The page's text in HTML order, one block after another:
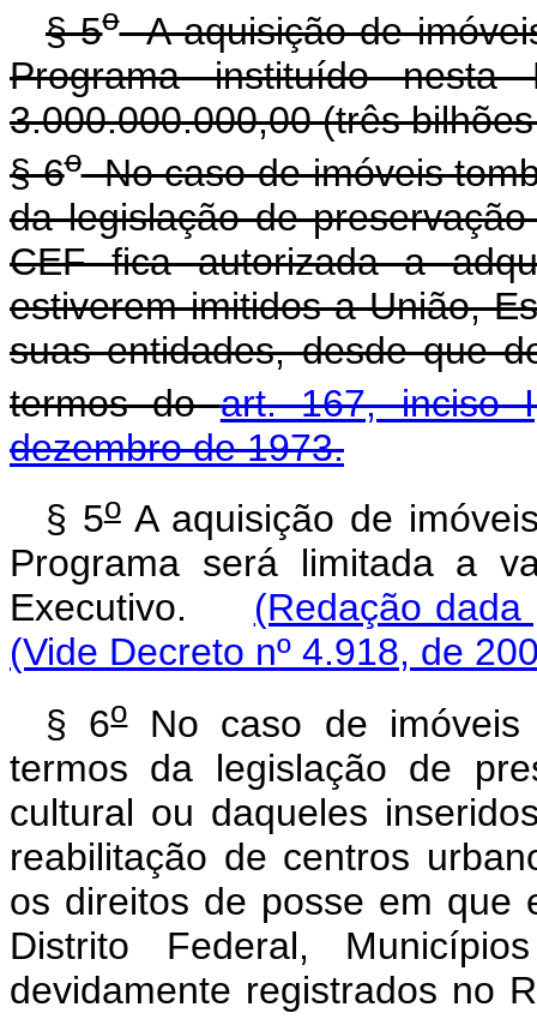
§ 5oA aquisição de
Programa instituído
3.000.000.000,00 (três
§ 6oNo caso de imóveis
da legislação de
CEF fica autorizada a
estiverem imitidos a União,
suas entidades, desde que
termos doart. 167, inciso
dezembro de 1973.
§ 5oA aquisição de
Programa será limitada a
Executivo. (Redação
(Vide Decreto nº 4.918, de
§ 6oNo caso de imóveis
termos da legislação de
cultural ou daqueles
reabilitação de centros
os direitos de posse em que
Distrito Federal,
devidamente registrados no